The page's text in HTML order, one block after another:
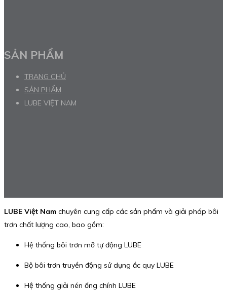
SẢN PHẨM
TRANG CHỦ
SẢN PHẨM
LUBE VIỆT NAM
LUBE Việt Nam chuyên cung cấp các sản phẩm và giải pháp bôi
trơn chất lượng cao, bao gồm:
Hệ thống bôi trơn mỡ tự động LUBE
Bộ bôi trơn truyền động sử dụng ắc quy LUBE
Hệ thống giải nén ống chính LUBE